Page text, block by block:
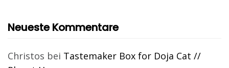
Neueste Kommentare
Christos bei Tastemaker Box for Doja Cat //